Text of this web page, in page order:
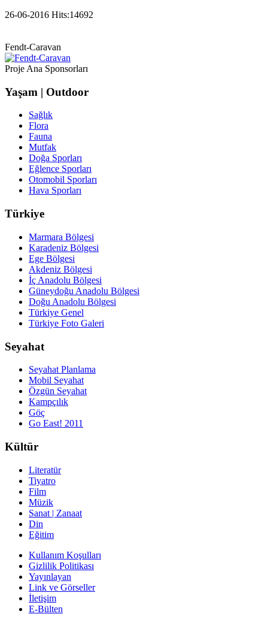
26-06-2016 Hits:14692
Fendt-Caravan
Proje Ana Sponsorları
Yaşam | Outdoor
Sağlık
Flora
Fauna
Mutfak
Doğa Sporları
Eğlence Sporları
Otomobil Sporları
Hava Sporları
Türkiye
Marmara Bölgesi
Karadeniz Bölgesi
Ege Bölgesi
Akdeniz Bölgesi
İç Anadolu Bölgesi
Güneydoğu Anadolu Bölgesi
Doğu Anadolu Bölgesi
Türkiye Genel
Türkiye Foto Galeri
Seyahat
Seyahat Planlama
Mobil Seyahat
Özgün Seyahat
Kampçılık
Göç
Go East! 2011
Kültür
Literatür
Tiyatro
Film
Müzik
Sanat | Zanaat
Din
Eğitim
Kullanım Koşulları
Gizlilik Politikası
Yayınlayan
Link ve Görseller
İletişim
E-Bülten